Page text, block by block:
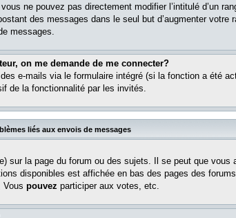
ne pouvez pas directement modifier l’intitulé d’un
des messages dans le seul but d’augmenter votre
messages.
on me demande de me connecter?
e-mails via le formulaire intégré (si la fonction a été
de la fonctionnalité par les invités.
liés aux envois de messages
sur la page du forum ou des sujets. Il se peut que vous
disponibles est affichée en bas des pages des
Vous pouvez participer aux votes, etc.